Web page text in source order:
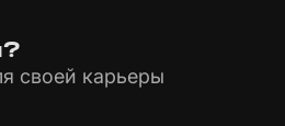
своей карьеры